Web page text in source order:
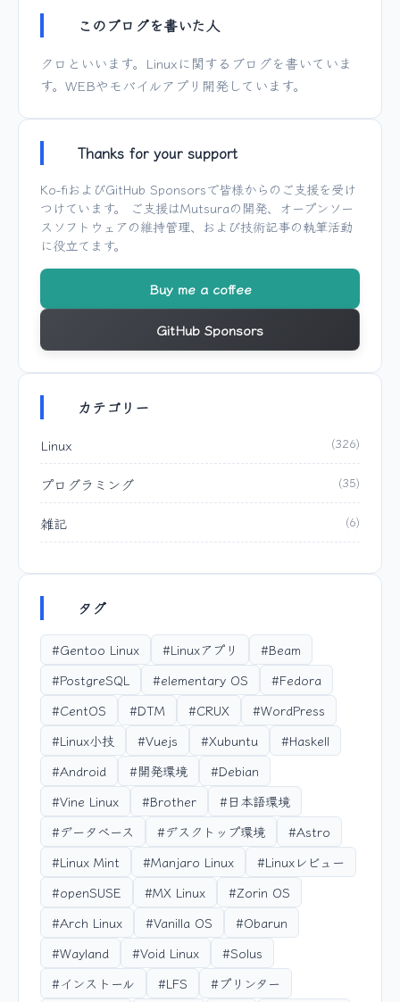
このブログを書いた人
クロといいます。Linuxに関するブログを書いていま
す。WEBやモバイルアプリ開発しています。
Thanks for your support
Ko-fiおよびGitHub Sponsorsで皆様からのご支援を受け
つけています。 ご支援はMutsuraの開発、オープンソー
スソフトウェアの維持管理、および技術記事の執筆活動
に役立てます。
Buy me a coffee
GitHub Sponsors
カテゴリー
Linux (326)
プログラミング (35)
雑記 (6)
タグ
#Gentoo Linux #Linuxアプリ
#Beam
#PostgreSQL
#elementary OS
#Fedora
#CentOS
#DTM #CRUX
#WordPress
#Linux小技
#Vuejs #Xubuntu
#Haskell
#Android
#開発環境
#Debian
#Vine Linux
#Brother
#日本語環境
#データベース
#デスクトップ環境
#Astro
#Linux Mint
#Manjaro Linux
#Linuxレビュー
#openSUSE
#MX Linux
#Zorin OS
#Arch Linux
#Vanilla OS
#Obarun
#Wayland
#Void Linux
#Solus
#インストール
#LFS #プリンター